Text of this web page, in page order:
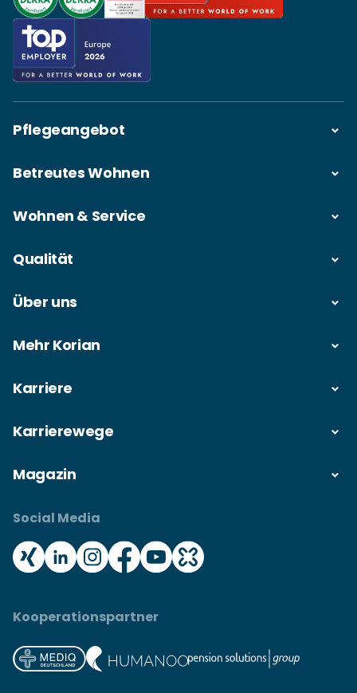
Pflegeangebot
Betreutes Wohnen
Wohnen & Service
Qualität
Über uns
Mehr Korian
Karriere
Karrierewege
Magazin
Social Media
Kooperationspartner